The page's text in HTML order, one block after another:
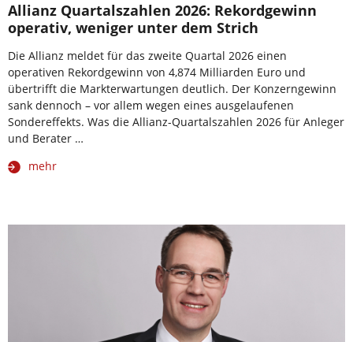
Allianz Quartalszahlen 2026: Rekordgewinn
operativ, weniger unter dem Strich
Die Allianz meldet für das zweite Quartal 2026 einen
operativen Rekordgewinn von 4,874 Milliarden Euro und
übertrifft die Markterwartungen deutlich. Der Konzerngewinn
sank dennoch – vor allem wegen eines ausgelaufenen
Sondereffekts. Was die Allianz-Quartalszahlen 2026 für Anleger
und Berater …
mehr